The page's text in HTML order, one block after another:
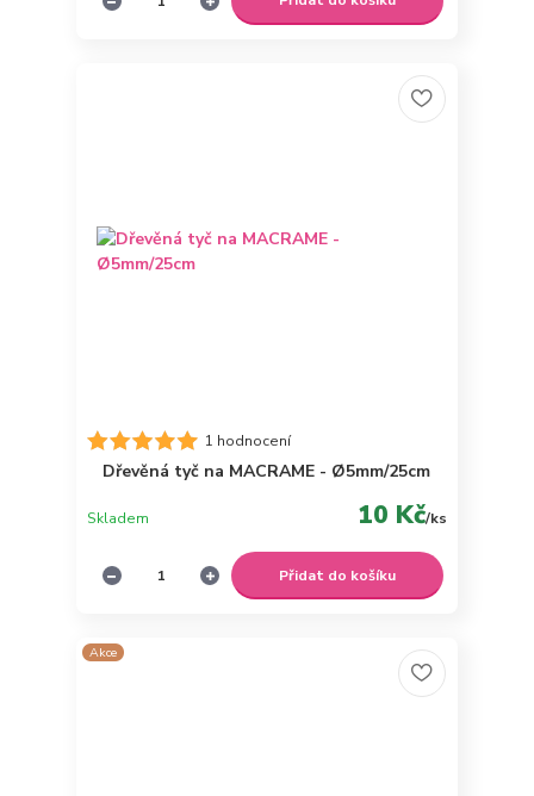
1 hodnocení
Dřevěná tyč na MACRAME - Ø5mm/25cm
10 Kč/ks
Skladem
Přidat do košíku
Akce